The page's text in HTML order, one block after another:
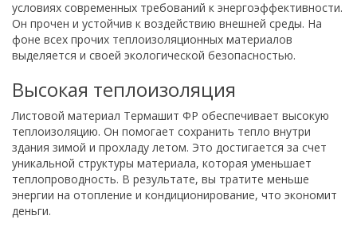
условиях современных требований к энергоэффективности.
Он прочен и устойчив к воздействию внешней среды. На
фоне всех прочих теплоизоляционных материалов
выделяется и своей экологической безопасностью.
Высокая теплоизоляция
Листовой материал Термашит ФР обеспечивает высокую
теплоизоляцию. Он помогает сохранить тепло внутри
здания зимой и прохладу летом. Это достигается за счет
уникальной структуры материала, которая уменьшает
теплопроводность. В результате, вы тратите меньше
энергии на отопление и кондиционирование, что экономит
деньги.